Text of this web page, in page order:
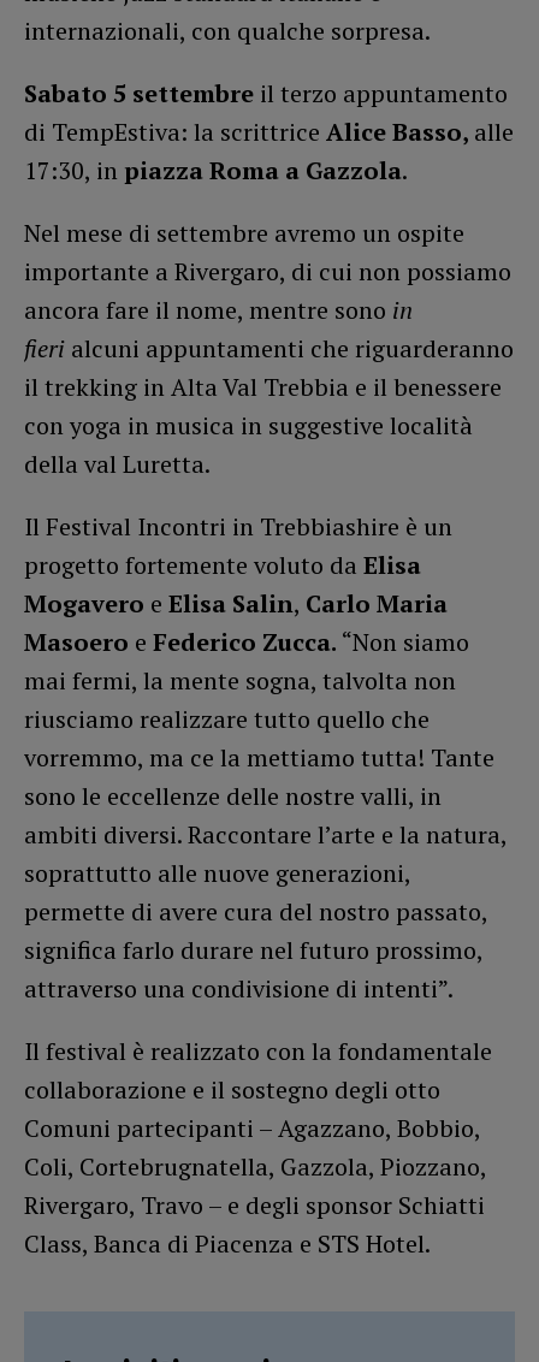
internazionali, con qualche sorpresa.
Sabato 5 settembre il terzo appuntamento
di TempEstiva: la scrittrice Alice Basso, alle
17:30, in piazza Roma a Gazzola.
Nel mese di settembre avremo un ospite
importante a Rivergaro, di cui non possiamo
ancora fare il nome, mentre sono in
fieri alcuni appuntamenti che riguarderanno
il trekking in Alta Val Trebbia e il benessere
con yoga in musica in suggestive località
della val Luretta.
Il Festival Incontri in Trebbiashire è un
progetto fortemente voluto da Elisa
Mogavero e Elisa Salin, Carlo Maria
Masoero e Federico Zucca. “Non siamo
mai fermi, la mente sogna, talvolta non
riusciamo realizzare tutto quello che
vorremmo, ma ce la mettiamo tutta! Tante
sono le eccellenze delle nostre valli, in
ambiti diversi. Raccontare l’arte e la natura,
soprattutto alle nuove generazioni,
permette di avere cura del nostro passato,
significa farlo durare nel futuro prossimo,
attraverso una condivisione di intenti”.
Il festival è realizzato con la fondamentale
collaborazione e il sostegno degli otto
Comuni partecipanti – Agazzano, Bobbio,
Coli, Cortebrugnatella, Gazzola, Piozzano,
Rivergaro, Travo – e degli sponsor Schiatti
Class, Banca di Piacenza e STS Hotel.